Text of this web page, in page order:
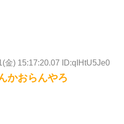
金) 15:17:20.07 ID:qIHtU5Je0
かおらんやろ